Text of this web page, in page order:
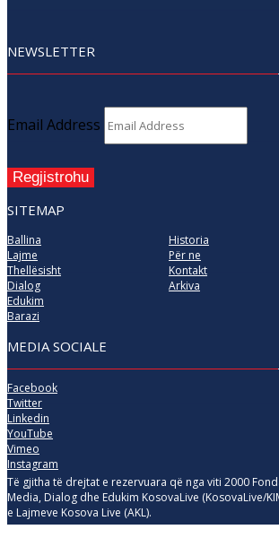
NEWSLETTER
Email Address
Regjistrohu
SITEMAP
Ballina
Lajme
Thellësisht
Dialog
Edukim
Barazi
Historia
Për ne
Kontakt
Arkiva
MEDIA SOCIALE
Facebook
Twitter
Linkedin
YouTube
Vimeo
Instagram
Të gjitha të drejtat e rezervuara që nga viti 2000
Media, Dialog dhe Edukim KosovaLive (KosovaLive/
e Lajmeve Kosova Live (AKL).